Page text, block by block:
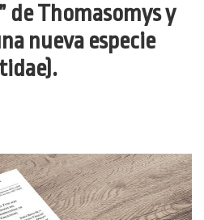
de Thomasomys y
nueva especie